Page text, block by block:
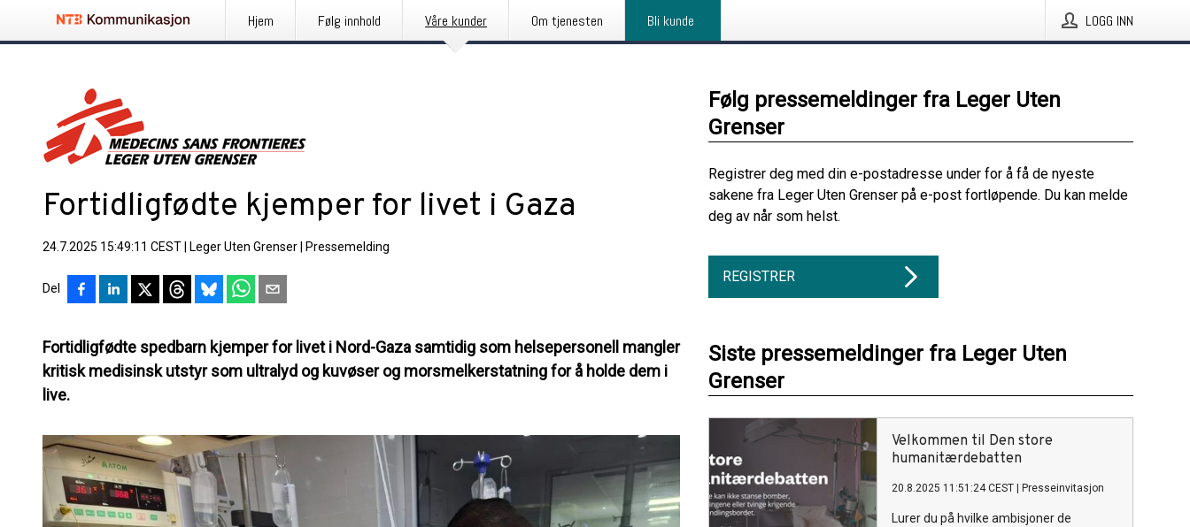
Hjem Følg innhold Våre kunder Om tjenesten Bli kunde LOGG INN
Fortidligfødte kjemper for livet i Gaza
24.7.2025 15:49:11 CEST Leger Uten Grenser Pressemelding
Del
Fortidligfødte spedbarn kjemper for livet i Nord-Gaza samtidig som helsepersonell mangler
kritisk medisinsk utstyr som ultralyd og kuvøser og morsmelkerstatning for å holde dem i
live.
Følg pressemeldinger fra Leger Uten
Grenser
Registrer deg med din e-postadresse under for å få de nyeste
sakene fra Leger Uten Grenser på e-post fortløpende. Du kan melde
deg av når som helst.
REGISTRER
Siste pressemeldinger fra Leger Uten
Grenser
Velkommen til Den store
humanitærdebatten
20.8.2025 11:51:24 CEST Presseinvitasjon
Lurer du på hvilke ambisjoner de